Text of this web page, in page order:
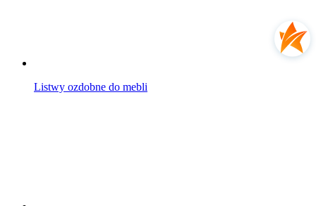
Listwy ozdobne do mebli